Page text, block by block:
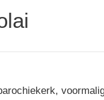
Blog kaart